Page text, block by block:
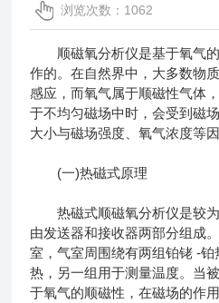
浏览次数：1062
顺磁氧分析仪是基于氧气的
作的。在自然界中，大多数物
感应，而氧气属于顺磁性气体
于不均匀磁场中时，会受到磁
大小与磁场强度、氧气浓度等因
(一)热磁式原理
热磁式顺磁氧分析仪是较为
由发送器和接收器两部分组成
室，气室周围绕有两组铂铑 -
热，另一组用于测量温度。当
于氧气的顺磁性，在磁场的作